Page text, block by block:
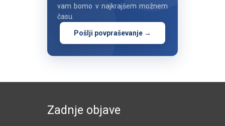
vam bomo v najkrajšem možnem
času.
Pošlji povpraševanje →
Zadnje objave